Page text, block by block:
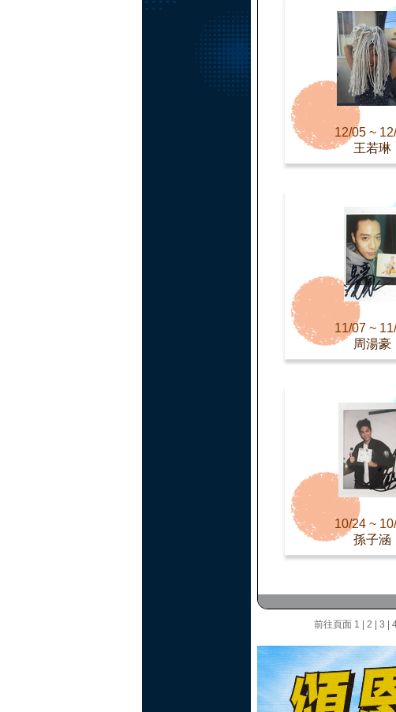
12/05 ~
王若琳
11/07 ~
周湯豪
10/24 ~
孫子涵
前往頁面 1 2 3